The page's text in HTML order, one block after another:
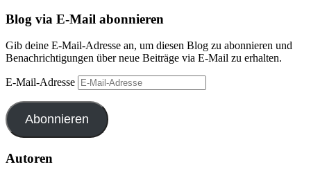
Blog via E-Mail abonnieren
Gib deine E-Mail-Adresse an, um diesen Blog zu abonnieren und
Benachrichtigungen über neue Beiträge via E-Mail zu erhalten.
E-Mail-Adresse
Abonnieren
Autoren